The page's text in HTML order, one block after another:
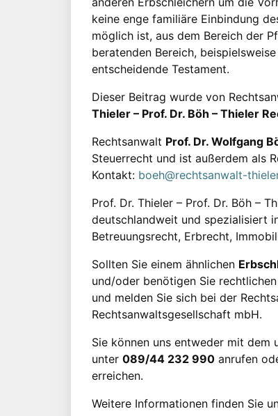
keine enge familiäre Einbindung
möglich ist, aus dem Bereich der
beratenden Bereich,
entscheidende Testament.
Dieser Beitrag wurde von
Thieler – Prof. Dr. Böh – Thieler
Rechtsanwalt Prof. Dr. Wolfgang
Steuerrecht und ist außerdem als
Kontakt: boeh@rechtsanwalt-
Prof. Dr. Thieler – Prof. Dr. Böh –
deutschlandweit und spezialisiert
Betreuungsrecht, Erbrecht,
Sollten Sie einem ähnlichen
und/oder benötigen Sie
und melden Sie sich bei der
Rechtsanwaltsgesellschaft mbH.
Sie können uns entweder mit
unter 089/44 232 990 anrufen
erreichen.
Weitere Informationen finden Sie